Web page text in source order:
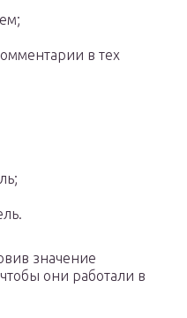
в тех
значение
они работали в